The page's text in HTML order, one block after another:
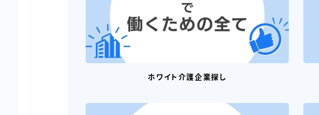
ホワイト介護企業探し